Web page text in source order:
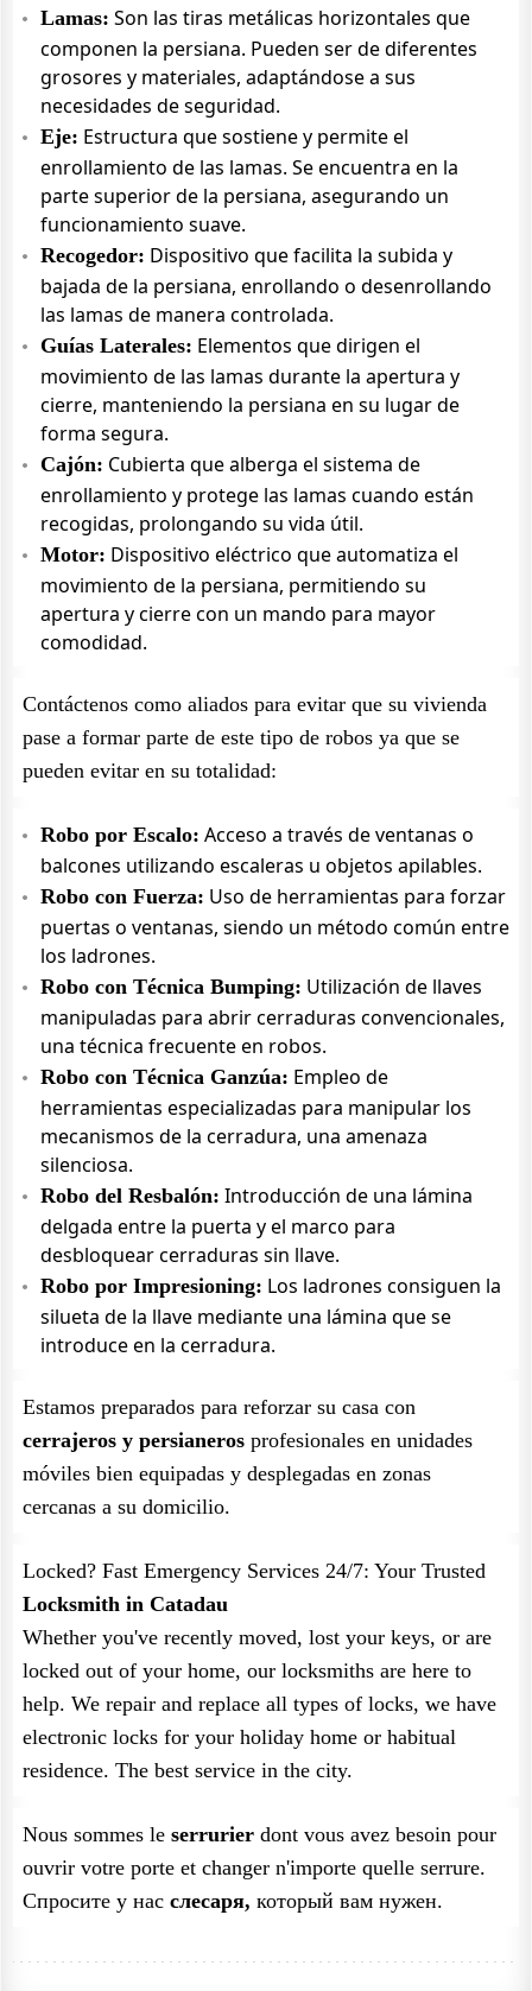
Lamas: Son las tiras metálicas horizontales que
componen la persiana. Pueden ser de diferentes
grosores y materiales, adaptándose a sus
necesidades de seguridad.
Eje: Estructura que sostiene y permite el
enrollamiento de las lamas. Se encuentra en la
parte superior de la persiana, asegurando un
funcionamiento suave.
Recogedor: Dispositivo que facilita la subida y
bajada de la persiana, enrollando o desenrollando
las lamas de manera controlada.
Guías Laterales: Elementos que dirigen el
movimiento de las lamas durante la apertura y
cierre, manteniendo la persiana en su lugar de
forma segura.
Cajón: Cubierta que alberga el sistema de
enrollamiento y protege las lamas cuando están
recogidas, prolongando su vida útil.
Motor: Dispositivo eléctrico que automatiza el
movimiento de la persiana, permitiendo su
apertura y cierre con un mando para mayor
comodidad.
Contáctenos como aliados para evitar que su vivienda
pase a formar parte de este tipo de robos ya que se
pueden evitar en su totalidad:
Robo por Escalo: Acceso a través de ventanas o
balcones utilizando escaleras u objetos apilables.
Robo con Fuerza: Uso de herramientas para forzar
puertas o ventanas, siendo un método común entre
los ladrones.
Robo con Técnica Bumping: Utilización de llaves
manipuladas para abrir cerraduras convencionales,
una técnica frecuente en robos.
Robo con Técnica Ganzúa: Empleo de
herramientas especializadas para manipular los
mecanismos de la cerradura, una amenaza
silenciosa.
Robo del Resbalón: Introducción de una lámina
delgada entre la puerta y el marco para
desbloquear cerraduras sin llave.
Robo por Impresioning: Los ladrones consiguen la
silueta de la llave mediante una lámina que se
introduce en la cerradura.
Estamos preparados para reforzar su casa con
cerrajeros y persianeros profesionales en unidades
móviles bien equipadas y desplegadas en zonas
cercanas a su domicilio.
Locked? Fast Emergency Services 24/7: Your Trusted
Locksmith in Catadau
Whether you've recently moved, lost your keys, or are
locked out of your home, our locksmiths are here to
help. We repair and replace all types of locks, we have
electronic locks for your holiday home or habitual
residence. The best service in the city.
Nous sommes le serrurier dont vous avez besoin pour
ouvrir votre porte et changer n'importe quelle serrure.
Спросите у нас слесаря, который вам нужен.